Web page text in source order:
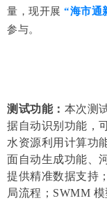
量，现开展“海市通
参与。
测试功能： 本次测
据自动识别功能 ，
水资源利用计算功
面自动生成功能 、
提供精准数据支持；
局流程； SWMM